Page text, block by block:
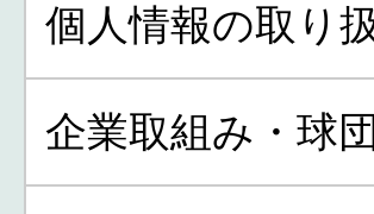
個人情報の取り
企業取組み・球